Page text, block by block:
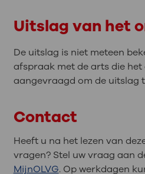
Uitslag van het
De uitslag is niet meteen
afspraak met de arts die
aangevraagd om de uitslag
Contact
Heeft u na het lezen van
vragen? Stel uw vraag aan
MijnOLVG. Op werkdagen